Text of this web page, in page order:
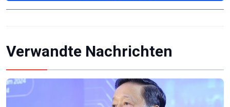
Verwandte Nachrichten